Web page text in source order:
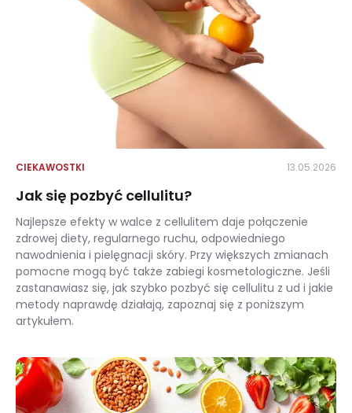
CIEKAWOSTKI 13.05.2026
Jak się pozbyć cellulitu?
Najlepsze efekty w walce z cellulitem daje połączenie
zdrowej diety, regularnego ruchu, odpowiedniego
nawodnienia i pielęgnacji skóry. Przy większych zmianach
pomocne mogą być także zabiegi kosmetologiczne. Jeśli
zastanawiasz się, jak szybko pozbyć się cellulitu z ud i jakie
metody naprawdę działają, zapoznaj się z poniższym
artykułem.